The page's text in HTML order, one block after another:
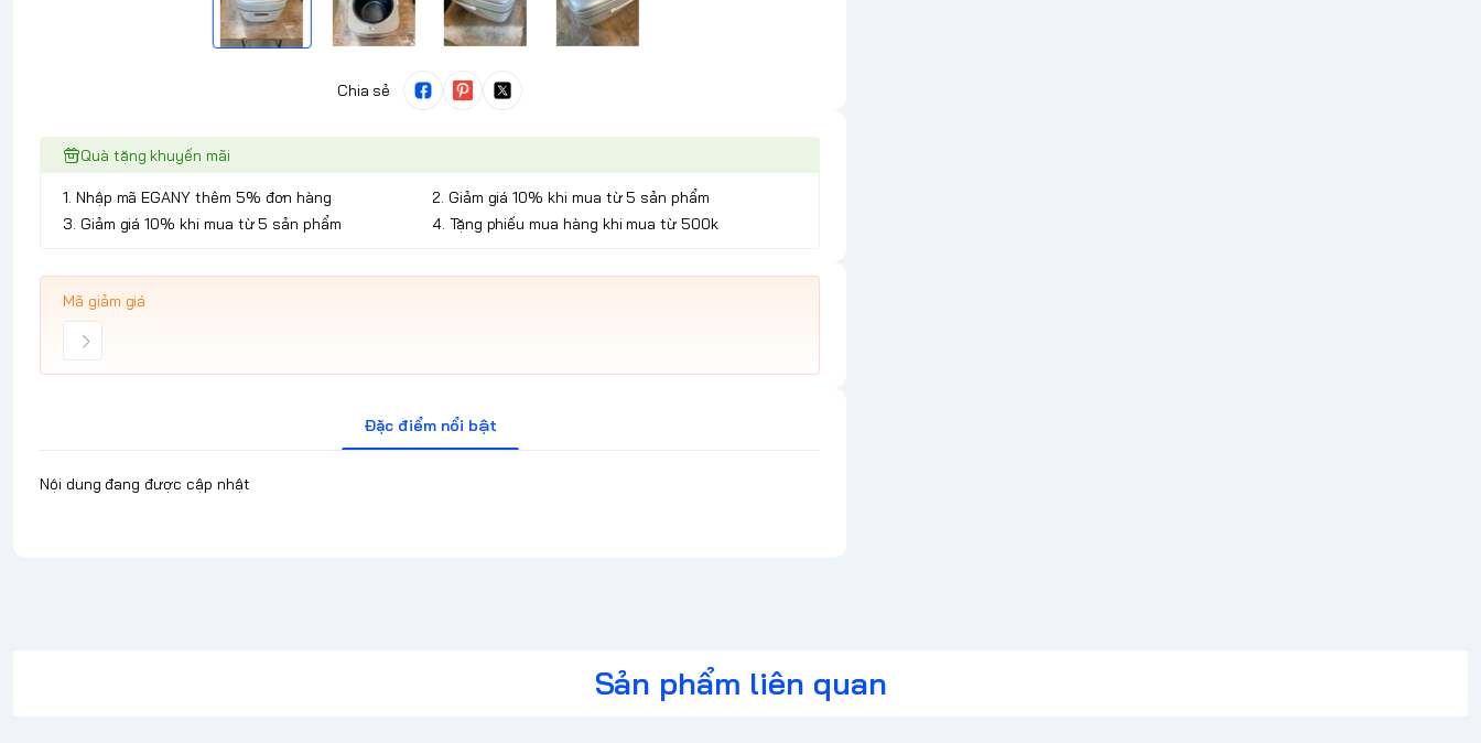
Chia sẻ
Quà tặng khuyến mãi
1. Nhập mã EGANY thêm 5% đơn hàng
2. Giảm giá 10% khi mua từ 5 sản phẩm
3. Giảm giá 10% khi mua từ 5 sản phẩm
4. Tặng phiếu mua hàng khi mua từ 500k
Mã giảm giá
Đặc điểm nổi bật
Nội dung đang được cập nhật
Sản phẩm liên quan